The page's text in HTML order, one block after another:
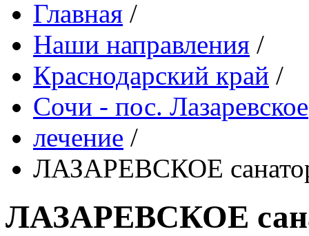
Главная /
Наши направления /
Краснодарский край /
Сочи - пос. Лазаревское
лечение /
ЛАЗАРЕВСКОЕ
ЛАЗАРЕВСКОЕ